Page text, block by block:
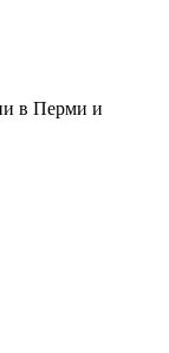
в Перми и